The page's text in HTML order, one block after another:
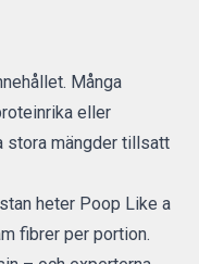
Många
eller
stora mängder tillsatt
heter Poop Like a
fibrer per portion.